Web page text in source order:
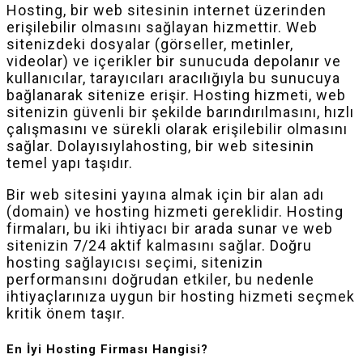
Hosting, bir web sitesinin internet üzerinden
erişilebilir olmasını sağlayan hizmettir. Web
sitenizdeki dosyalar (görseller, metinler,
videolar) ve içerikler bir sunucuda depolanır ve
kullanıcılar, tarayıcıları aracılığıyla bu sunucuya
bağlanarak sitenize erişir. Hosting hizmeti, web
sitenizin güvenli bir şekilde barındırılmasını, hızlı
çalışmasını ve sürekli olarak erişilebilir olmasını
sağlar. Dolayısıylahosting, bir web sitesinin
temel yapı taşıdır.
Bir web sitesini yayına almak için bir alan adı
(domain) ve hosting hizmeti gereklidir. Hosting
firmaları, bu iki ihtiyacı bir arada sunar ve web
sitenizin 7/24 aktif kalmasını sağlar. Doğru
hosting sağlayıcısı seçimi, sitenizin
performansını doğrudan etkiler, bu nedenle
ihtiyaçlarınıza uygun bir hosting hizmeti seçmek
kritik önem taşır.
En İyi Hosting Firması Hangisi?